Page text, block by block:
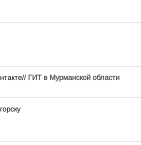
ГИТ в Мурманской области